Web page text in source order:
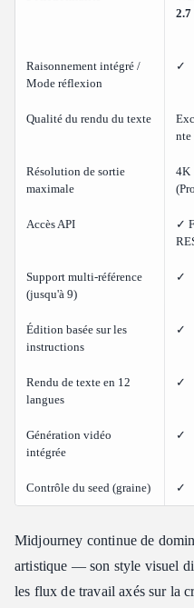
2.7
Raisonnement intégré /
Mode réflexion
✓
Qualité du rendu du texte
nte
Résolution de sortie
maximale
4K
Accès API
✓
Support multi-référence
(jusqu'à 9)
✓
Édition basée sur les
instructions
✓
Rendu de texte en 12
langues
✓
Génération vidéo
intégrée
✓
Contrôle du seed (graine) ✓
Midjourney continue de
artistique — son style visuel
les flux de travail axés sur la